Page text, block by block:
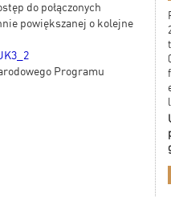
do połączonych
powiększanej o kolejne
Programu